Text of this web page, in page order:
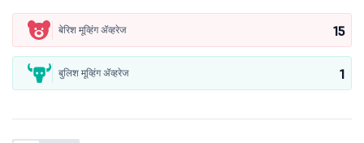
बेरिश मूव्हिंग ॲव्हरेज 15
बुलिश मूव्हिंग ॲव्हरेज 1